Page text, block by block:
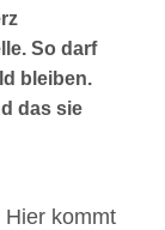
So darf
bleiben.
das sie
kommt